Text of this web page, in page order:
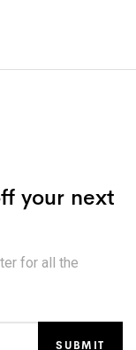
your next
for all the